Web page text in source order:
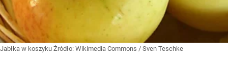
Jabłka w koszyku Źródło: Wikimedia Commons / Sven Teschke